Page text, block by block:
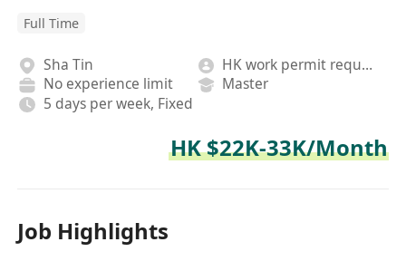
Full Time
Sha Tin
HK work permit required
No experience limit
Master
5 days per week, Fixed
HK $22K-33K/Month
Job Highlights